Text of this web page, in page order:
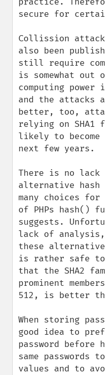
secure for
Collission
also been
still require
is somewhat out
computing power
and the attacks
better, too,
relying on
likely to
next few years.
There is no
alternative hash
many choices
of PHPs hash()
suggests.
lack of analysis,
these
is rather safe to
that the SHA2
prominent
512, is better
When storing
good idea to
password before
same passwords
values and to